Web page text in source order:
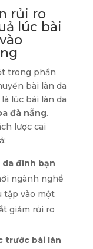
rủi ro
lúc bài
trong phần
bài làn da
lúc bài làn da
đà nẵng.
lược cai
đình bạn
ngành nghề
tập vào một
giảm rủi ro
trước bài làn